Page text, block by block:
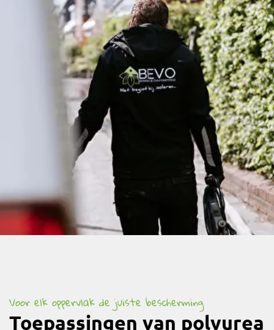
Voor elk oppervlak de juiste bescherming
Toepassingen van polyurea